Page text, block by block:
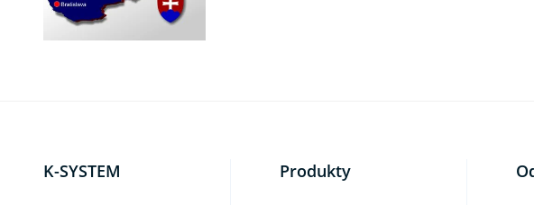
K-SYSTEM Produkty